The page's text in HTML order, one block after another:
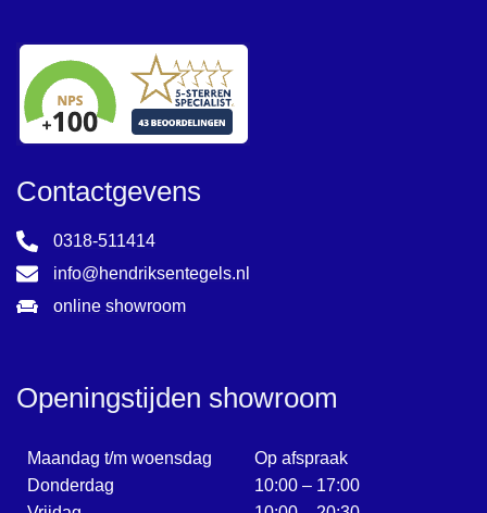
Contactgevens
0318-511414
info@hendriksentegels.nl
online showroom
Openingstijden showroom
Maandag t/m woensdag
Donderdag
Op afspraak
10:00 – 17:00